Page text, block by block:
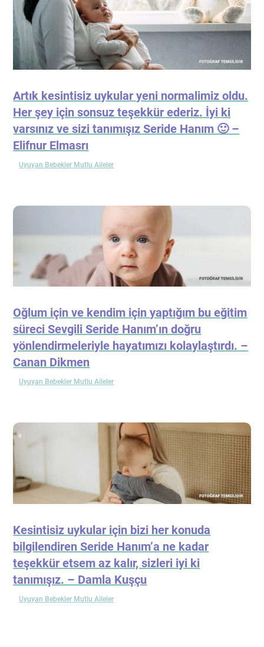
Artık kesintisiz uykular yeni normalimiz oldu.
Her şey için sonsuz teşekkür ederiz. İyi ki
varsınız ve sizi tanımışız Seride Hanım 🙂 –
Elifnur Elmasrı
Uyuyan Bebekler Mutlu Aileler
Oğlum için ve kendim için yaptığım bu eğitim
süreci Sevgili Seride Hanım’ın doğru
yönlendirmeleriyle hayatımızı kolaylaştırdı. –
Canan Dikmen
Uyuyan Bebekler Mutlu Aileler
Kesintisiz uykular için bizi her konuda
bilgilendiren Seride Hanım’a ne kadar
teşekkür etsem az kalır, sizleri iyi ki
tanımışız. – Damla Kuşçu
Uyuyan Bebekler Mutlu Aileler